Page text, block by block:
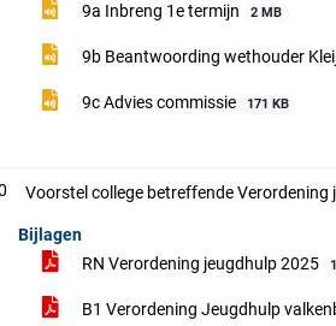
9a Inbreng 1e termijn 2 MB
9b Beantwoording wethouder
9c Advies commissie 171 KB
Voorstel college betreffende Verordening
Bijlagen
RN Verordening jeugdhulp 2025
B1 Verordening Jeugdhulp